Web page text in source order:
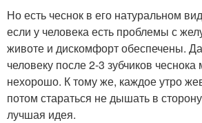
Но есть чеснок в его натуральном
если у человека есть проблемы с
животе и дискомфорт обеспечены.
человеку после 2-3 зубчиков чеснока
нехорошо. К тому же, каждое утро
потом стараться не дышать в
лучшая идея.